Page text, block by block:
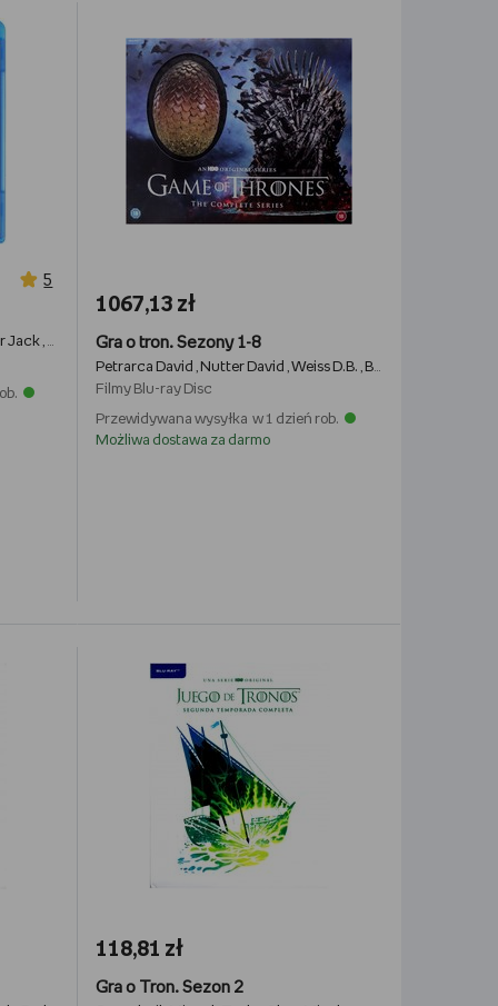
David Sapochnik Miguel,Minahan Daniel
5
Jack Marshall Neil, Podeswa Jeremy,Taylor Alan
1067,13 zł
Gra o tron. Sezony 1-8
Petrarca David Nutter David ,Weiss D.B. Benioff David
Filmy Blu-ray Disc
Przewidywana wysyłka w 1 dzień rob.
Możliwa dostawa za darmo
118,81 zł
Gra o Tron. Sezon 2